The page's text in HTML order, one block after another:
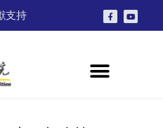
支持